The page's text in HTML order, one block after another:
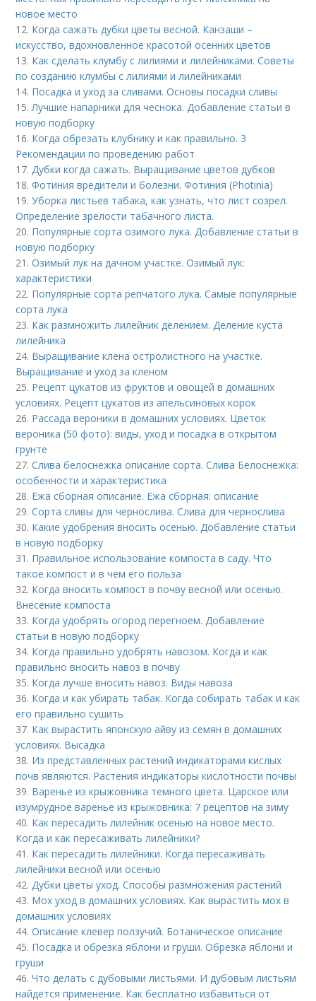
новое место
12. Когда сажать дубки цветы весной. Канзаши –
искусство, вдохновленное красотой осенних цветов
13. Как сделать клумбу с лилиями и лилейниками. Советы
по созданию клумбы с лилиями и лилейниками
14. Посадка и уход за сливами. Основы посадки сливы
15.Лучшие напарники для чеснока. Добавление статьи в
новую подборку
16. Когда обрезать клубнику и как правильно. 3
Рекомендации по проведению работ
17.Дубки когда сажать. Выращивание цветов дубков
18.Фотиния вредители и болезни. Фотиния (Photinia)
19.Уборка листьев табака, как узнать, что лист созрел.
Определение зрелости табачного листа.
20. Популярные сорта озимого лука. Добавление статьи в
новую подборку
21.Озимый лук на дачном участке. Озимый лук:
характеристики
22. Популярные сорта репчатого лука. Самые популярные
сорта лука
23. Как размножить лилейник делением. Деление куста
лилейника
24. Выращивание клена остролистного на участке.
Выращивание и уход за кленом
25. Рецепт цукатов из фруктов и овощей в домашних
условиях. Рецепт цукатов из апельсиновых корок
26. Рассада вероники в домашних условиях. Цветок
вероника (50 фото): виды, уход и посадка в открытом
грунте
27.Слива белоснежка описание сорта. Слива Белоснежка:
особенности и характеристика
28. Ежа сборная описание. Ежа сборная: описание
29.Сорта сливы для чернослива. Слива для чернослива
30. Какие удобрения вносить осенью. Добавление статьи
в новую подборку
31. Правильное использование компоста в саду. Что
такое компост и в чем его польза
32. Когда вносить компост в почву весной или осенью.
Внесение компоста
33. Когда удобрять огород перегноем. Добавление
статьи в новую подборку
34. Когда правильно удобрять навозом. Когда и как
правильно вносить навоз в почву
35. Когда лучше вносить навоз. Виды навоза
36. Когда и как убирать табак. Когда собирать табак и как
его правильно сушить
37. Как вырастить японскую айву из семян в домашних
условиях. Высадка
38. Из представленных растений индикаторами кислых
почв являются. Растения индикаторы кислотности почвы
39. Варенье из крыжовника темного цвета. Царское или
изумрудное варенье из крыжовника: 7 рецептов на зиму
40. Как пересадить лилейник осенью на новое место.
Когда и как пересаживать лилейники?
41. Как пересадить лилейники. Когда пересаживать
лилейники весной или осенью
42.Дубки цветы уход. Способы размножения растений
43. Мох уход в домашних условиях. Как вырастить мох в
домашних условиях
44.Описание клевер ползучий. Ботаническое описание
45. Посадка и обрезка яблони и груши. Обрезка яблони и
груши
46.Что делать с дубовыми листьями. И дубовым листьям
найдется применение. Как бесплатно избавиться от